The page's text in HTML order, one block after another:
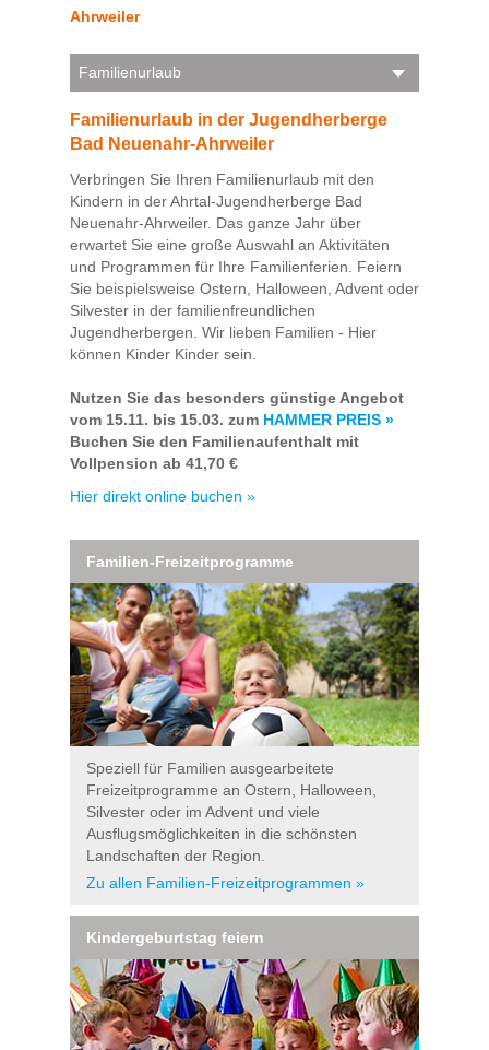
Ahrweiler
Familienurlaub
Familienurlaub in der Jugendherberge
Bad Neuenahr-Ahrweiler
Verbringen Sie Ihren Familienurlaub mit den
Kindern in der Ahrtal-Jugendherberge Bad
Neuenahr-Ahrweiler. Das ganze Jahr über
erwartet Sie eine große Auswahl an Aktivitäten
und Programmen für Ihre Familienferien. Feiern
Sie beispielsweise Ostern, Halloween, Advent oder
Silvester in der familienfreundlichen
Jugendherbergen. Wir lieben Familien - Hier
können Kinder Kinder sein.
Nutzen Sie das besonders günstige Angebot
vom 15.11. bis 15.03. zum HAMMER PREIS »
Buchen Sie den Familienaufenthalt mit
Vollpension ab 41,70 €
Hier direkt online buchen »
Familien-Freizeitprogramme
Speziell für Familien ausgearbeitete
Freizeitprogramme an Ostern, Halloween,
Silvester oder im Advent und viele
Ausflugsmöglichkeiten in die schönsten
Landschaften der Region.
Zu allen Familien-Freizeitprogrammen »
Kindergeburtstag feiern